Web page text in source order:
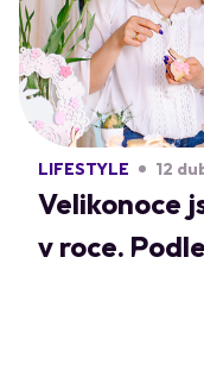
LIFESTYLE 12
Velikonoce
v roce.